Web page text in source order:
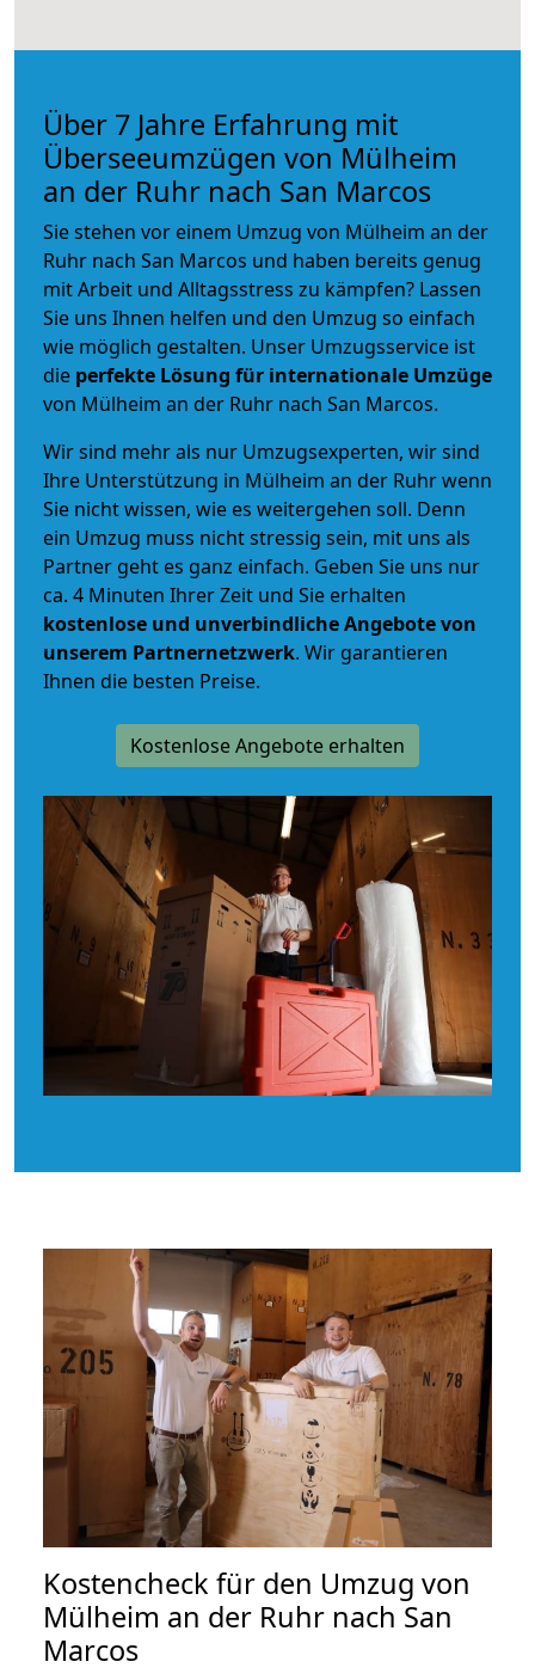
Über 7 Jahre Erfahrung mit
Überseeumzügen von Mülheim
an der Ruhr nach San Marcos
Sie stehen vor einem Umzug von Mülheim an der
Ruhr nach San Marcos und haben bereits genug
mit Arbeit und Alltagsstress zu kämpfen? Lassen
Sie uns Ihnen helfen und den Umzug so einfach
wie möglich gestalten. Unser Umzugsservice ist
die perfekte Lösung für internationale Umzüge
von Mülheim an der Ruhr nach San Marcos.
Wir sind mehr als nur Umzugsexperten, wir sind
Ihre Unterstützung in Mülheim an der Ruhr wenn
Sie nicht wissen, wie es weitergehen soll. Denn
ein Umzug muss nicht stressig sein, mit uns als
Partner geht es ganz einfach. Geben Sie uns nur
ca. 4 Minuten Ihrer Zeit und Sie erhalten
kostenlose und unverbindlicheAngebote von
unserem Partnernetzwerk. Wir garantieren
Ihnen die besten Preise.
Kostenlose Angebote erhalten
Kostencheck für den Umzug von
Mülheim an der Ruhr nach San
Marcos